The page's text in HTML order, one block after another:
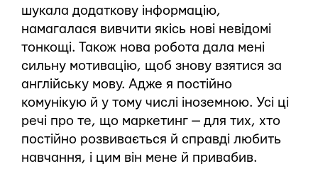
шукала додаткову інформацію,
намагалася вивчити якісь нові невідомі
тонкощі. Також нова робота дала мені
сильну мотивацію, щоб знову взятися за
англійську мову. Адже я постійно
комунікую й у тому числі іноземною. Усі ці
речі про те, що маркетинг — для тих, хто
постійно розвивається й справді любить
навчання, і цим він мене й привабив.